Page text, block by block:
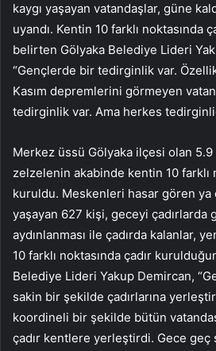
kaygı yaşayan vatandaşlar, güne
uyandı. Kentin 10 farklı noktasında
belirten Gölyaka Belediye Lideri
“Gençlerde bir tedirginlik var.
Kasım depremlerini görmeyen
tedirginlik var. Ama herkes
Merkez üssü Gölyaka ilçesi olan
zelzelenin akabinde kentin 10 farklı
kuruldu. Meskenleri hasar gören ya
yaşayan 627 kişi, geceyi çadırlarda
aydınlanması ile çadırda kalanlar,
10 farklı noktasında çadır
Belediye Lideri Yakup Demircan,
sakin bir şekilde çadırlarına
koordineli bir şekilde bütün
çadır kentlere yerleştirdi. Gece geç